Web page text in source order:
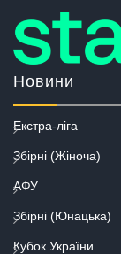
Новини
Екстра-ліга
Збірні (Жіноча)
АФУ
Збірні (Юнацька)
Кубок України